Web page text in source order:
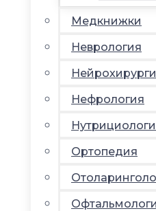
Медкнижки
Неврология
Нефрология
Ортопедия